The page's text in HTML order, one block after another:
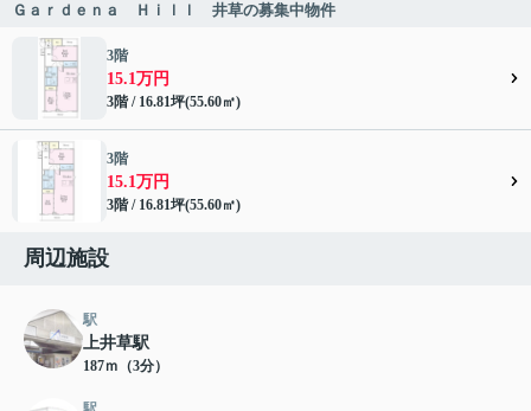
Ｇａｒｄｅｎａ Ｈｉｌｌ 井草の募集中物件
3階
15.1万円
3階 / 16.81坪(55.60㎡)
3階
15.1万円
3階 / 16.81坪(55.60㎡)
周辺施設
駅
上井草駅
187ｍ（3分）